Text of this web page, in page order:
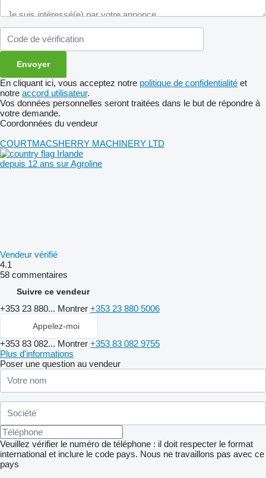
En cliquant ici, vous acceptez notre politique de confidentialité et
notre accord utilisateur.
Vos données personnelles seront traitées dans le but de répondre à
votre demande.
Coordonnées du vendeur
COURTMACSHERRY MACHINERY LTD
Irlande
depuis 12 ans sur Agroline
Vendeur vérifié
4.1
58 commentaires
Suivre ce vendeur
+353 23 880... Montrer +353 23 880 5006
Appelez-moi
+353 83 082... Montrer +353 83 082 9755
Plus d'informations
Poser une question au vendeur
Veuillez vérifier le numéro de téléphone : il doit respecter le format
international et inclure le code pays. Nous ne travaillons pas avec ce
pays